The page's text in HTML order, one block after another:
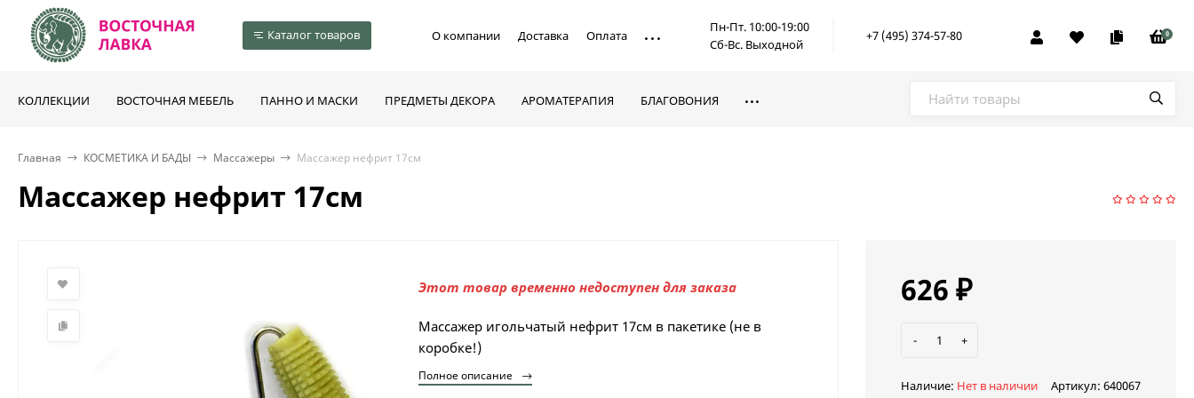
Каталог товаров О компании Доставка Оплата
Пн-Пт. 10:00-19:00
Сб-Вс. Выходной
+7 (495) 374-57-80 0
КОЛЛЕКЦИИ ВОСТОЧНАЯ МЕБЕЛЬ ПАННО И МАСКИ ПРЕДМЕТЫ ДЕКОРА АРОМАТЕРАПИЯ БЛАГОВОНИЯ
Главная КОСМЕТИКА И БАДЫ Массажеры Массажер нефрит 17см
Массажер нефрит 17см
Этот товар временно недоступен для заказа
Массажер игольчатый нефрит 17см в пакетике (не в
коробке!)
Полное описание
626 ₽
- +
Наличие: Нет в наличии Артикул: 640067